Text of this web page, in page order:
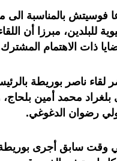
فوسيتش بالمناسبة الى
للبلدين، مبرزا أن
ذات الاهتمام
لقاء ناصر بوريطة
بلغراد محمد أمين
رضوان الدغوغي.
وقت سابق أجرى بوريطة